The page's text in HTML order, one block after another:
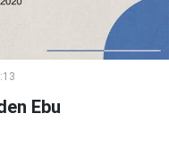
Ebu